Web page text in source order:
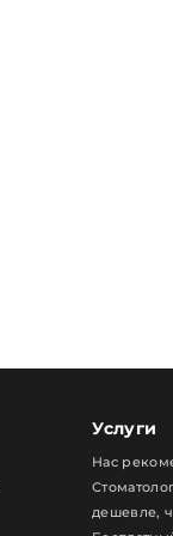
Услуги
Нас
дешевле,